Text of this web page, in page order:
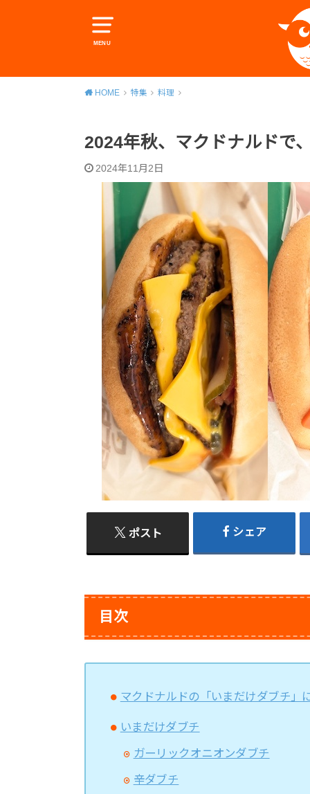
MENU
HOME 特集 料理
2024年秋、マクドナルドで
2024年11月2日
ポスト シェア
目次
マクドナルドの「いまだけダブチ」
いまだけダブチ
ガーリックオニオンダブチ
辛ダブチ